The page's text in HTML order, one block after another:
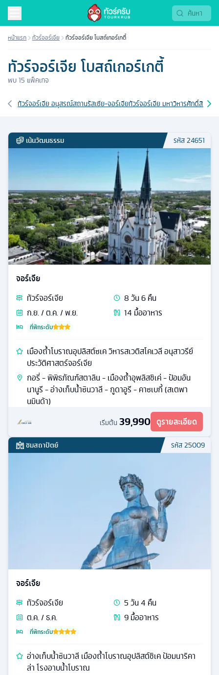
หน้าแรก ทัวร์จอร์เจีย ทัวร์จอร์เจีย โบสถ์เกอร์เกตี้
ทัวร์จอร์เจีย โบสถ์เกอร์เกตี้
พบ15 แพ็คเกจ
เส้นทางที่เกี่ยวข้อง
ทัวร์จอร์เจีย อนุสรณ์สถานรัสเซีย-จอร์เจียทัวร์จอร์เจีย มหาวิหารศักดิ์สิทธิ์ท
เน้นวัฒนธรรม รหัส24651
จอร์เจีย
ทัวร์จอร์เจีย 8วัน6คืน
ก.ย. / ต.ค. / พ.ย.
14 มื้ออาหาร
ที่พักระดับ
เมืองถ้ำโบราณอุปลิสต์ซเค วิหารสเวติสโคเวลี อนุสาวรีย์
ประวัติศาสตร์จอร์เจีย
กอรี่ - พิพิธภัณฑ์สตาลิน - เมืองถ้ำอุพลิสชิเค่ - ป้อมอัน
นานูรี - อ่างเก็บน้ำซินวาลี - กูดาอูรี - คาซเบกี้ (สเตพา
นมินด้า)
เริ่มต้น 39,990 ดูรายละเอียด
ชมสถาปัตย์ รหัส25009
จอร์เจีย
ทัวร์จอร์เจีย 5วัน4 คืน
ต.ค. / ธ.ค.
9มื้ออาหาร
ที่พักระดับ
อ่างเก็บน้ำซินวาลี เมืองถ้ำโบราณอุปลิสต์ชิเค ป้อมนาริคา
ล่า โรงอาบน้ำโบราณ